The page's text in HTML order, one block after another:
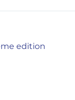
edition